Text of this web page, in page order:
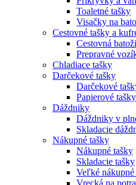
Toaletné tašky
Visačky na
Cestovné tašky a
Cestovná
Prepravné
Chladiace tašky
Darčekové tašky
Darčekové
Papierové tašky
Dáždniky
Dáždniky v
Skladacie
Nákupné tašky
Nákupné tašky
Skladacie tašky
Veľké nákupné
Vrecká na